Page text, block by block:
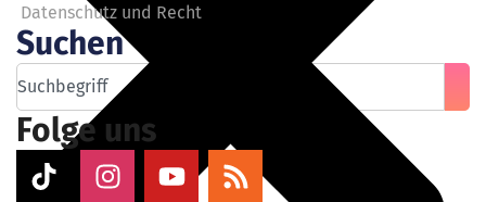
Datenschutz und Recht
Suchen
Folge uns